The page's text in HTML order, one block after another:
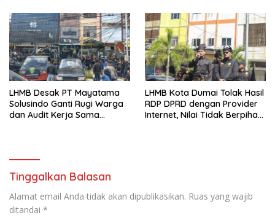
kepada Masyarakat
LHMB Desak PT Mayatama
Solusindo Ganti Rugi Warga
dan Audit Kerja Sama
LHMB Kota Dumai Tolak Hasil
RDP DPRD dengan Provider
Internet, Nilai Tidak Berpihak
Tinggalkan Balasan
Alamat email Anda tidak akan dipublikasikan. Ruas yang wajib
ditandai *